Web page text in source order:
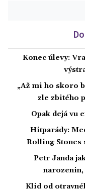
Konec úlevy:
„Až mi ho skoro
zle zbitého
Opak dejá vu
Hitparády:
Rolling Stones
Petr Janda
narozenin,
Klid od